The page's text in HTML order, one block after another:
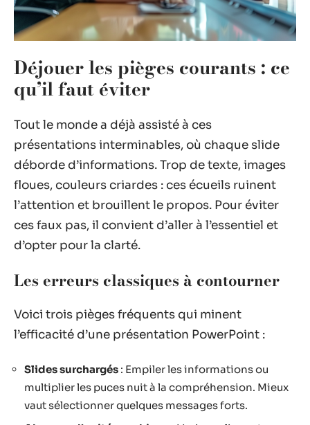
Déjouer les pièges courants : ce
qu’il faut éviter
Tout le monde a déjà assisté à ces
présentations interminables, où chaque slide
déborde d’informations. Trop de texte, images
floues, couleurs criardes : ces écueils ruinent
l’attention et brouillent le propos. Pour éviter
ces faux pas, il convient d’aller à l’essentiel et
d’opter pour la clarté.
Les erreurs classiques à contourner
Voici trois pièges fréquents qui minent
l’efficacité d’une présentation PowerPoint :
Slides surchargés : Empiler les informations ou
multiplier les puces nuit à la compréhension. Mieux
vaut sélectionner quelques messages forts.